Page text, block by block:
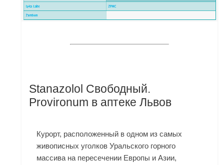
Stanazolol Свободный.
Provironum в аптеке Львов
Курорт, расположенный в одном из самых
живописных уголков Уральского горного
массива на пересечении Европы и Азии,